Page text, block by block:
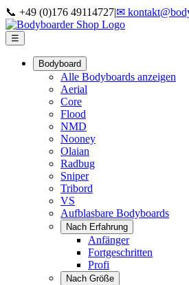
📞 +49 (0)176 49114727|✉
☰
Bodyboard
Alle Bodyboards anzeigen
Aerial
Core
Flood
NMD
Nooney
Olaian
Radbug
Sniper
Tribord
VS
Aufblasbare Bodyboards
Nach Erfahrung
Anfänger
Fortgeschritten
Profi
Nach Größe